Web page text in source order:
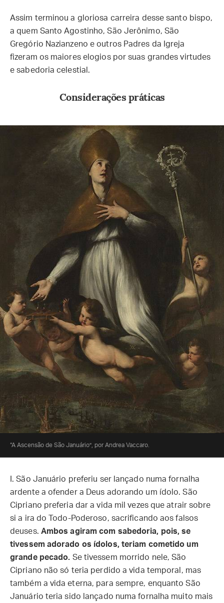
Assim terminou a gloriosa carreira desse santo bispo,
a quem Santo Agostinho, São Jerônimo, São
Gregório Nazianzeno e outros Padres da Igreja
fizeram os maiores elogios por suas grandes virtudes
e sabedoria celestial.
Considerações práticas
“A Ascensão de São Januário”, por Andrea Vaccaro.
I. São Januário preferiu ser lançado numa fornalha
ardente a ofender a Deus adorando um ídolo. São
Cipriano preferia dar a vida mil vezes que atrair sobre
si a ira do Todo-Poderoso, sacrificando aos falsos
deuses. Ambos agiram com sabedoria, pois, se
tivessem adorado os ídolos, teriam cometido um
grande pecado. Se tivessem morrido nele, São
Cipriano não só teria perdido a vida temporal, mas
também a vida eterna, para sempre, enquanto São
Januário teria sido lançado numa fornalha muito mais